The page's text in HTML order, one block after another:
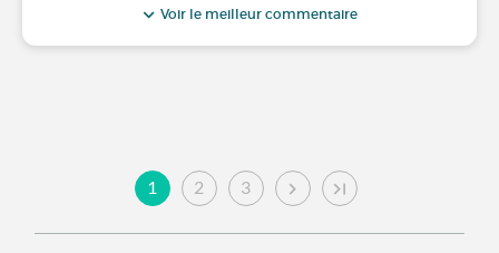
Voir le meilleur commentaire
1 2 3